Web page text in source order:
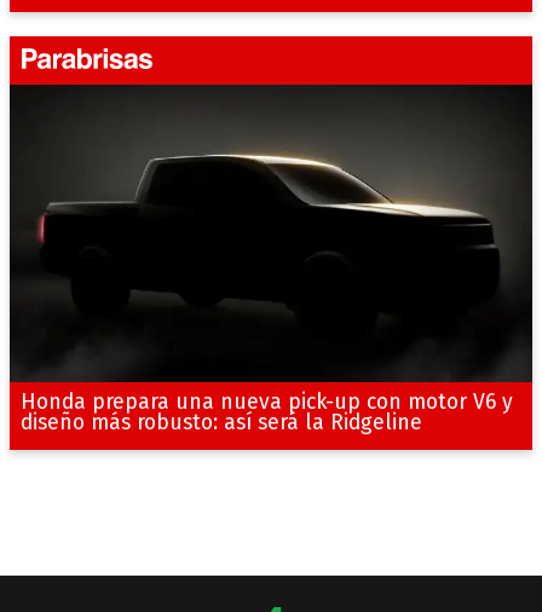
Honda prepara una nueva pick-up con motor V6 y
diseño más robusto: así será la Ridgeline